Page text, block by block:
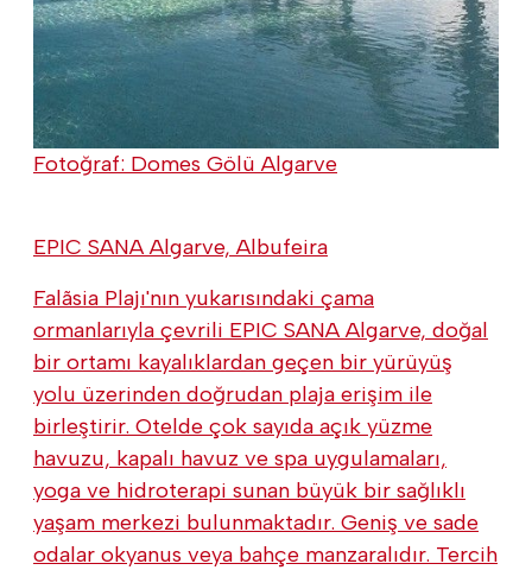
Fotoğraf: Domes Gölü Algarve
EPIC SANA Algarve, Albufeira
Falãsia Plajı'nın yukarısındaki çama
ormanlarıyla çevrili EPIC SANA Algarve, doğal
bir ortamı kayalıklardan geçen bir yürüyüş
yolu üzerinden doğrudan plaja erişim ile
birleştirir. Otelde çok sayıda açık yüzme
havuzu, kapalı havuz ve spa uygulamaları,
yoga ve hidroterapi sunan büyük bir sağlıklı
yaşam merkezi bulunmaktadır. Geniş ve sade
odalar okyanus veya bahçe manzaralıdır. Tercih